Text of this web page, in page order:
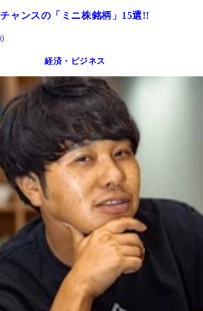
ャンスの「ミニ株銘柄」15選!!
経済・ビジネス